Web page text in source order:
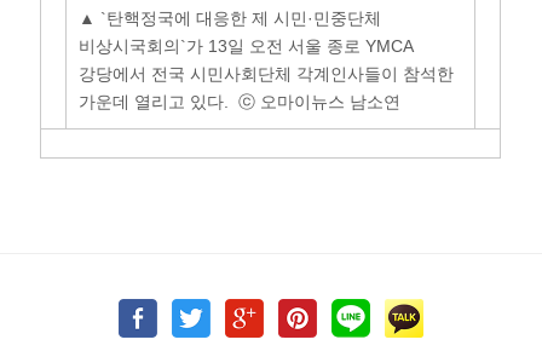
▲ `탄핵정국에 대응한 제 시민·민중단체
비상시국회의`가 13일 오전 서울 종로 YMCA
강당에서 전국 시민사회단체 각계인사들이 참석한
가운데 열리고 있다. ⓒ 오마이뉴스 남소연